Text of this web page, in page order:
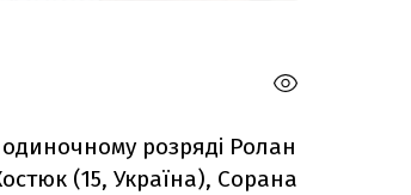
розряді Ролан
(15, Україна), Сорана